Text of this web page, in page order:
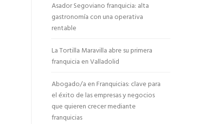
Asador Segoviano franquicia: alta
gastronomía con una operativa
rentable
La Tortilla Maravilla abre su primera
franquicia en Valladolid
Abogado/a en Franquicias: clave para
el éxito de las empresas y negocios
que quieren crecer mediante
franquicias